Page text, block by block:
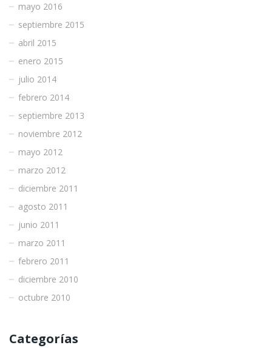
mayo 2016
septiembre 2015
abril 2015
enero 2015
julio 2014
febrero 2014
septiembre 2013
noviembre 2012
mayo 2012
marzo 2012
diciembre 2011
agosto 2011
junio 2011
marzo 2011
febrero 2011
diciembre 2010
octubre 2010
Categorías